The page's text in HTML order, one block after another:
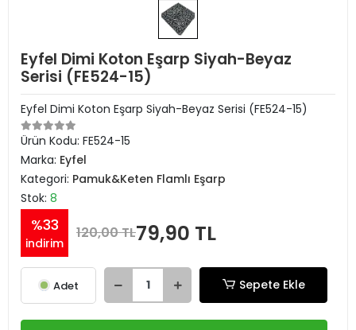
Eyfel Dimi Koton Eşarp Siyah-Beyaz
Serisi (FE524-15)
Eyfel Dimi Koton Eşarp Siyah-Beyaz Serisi (FE524-15)
Ürün Kodu: FE524-15
Marka: Eyfel
Kategori: Pamuk&Keten Flamlı Eşarp
Stok: 8
%33
indirim
120,00 TL79,90 TL
Adet Sepete Ekle